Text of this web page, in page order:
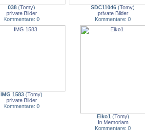
038 (Tomy)
private Bilder
Kommentare: 0
SDC11046 (Tomy)
private Bilder
Kommentare: 0
IMG 1583 (Tomy)
private Bilder
Kommentare: 0
Eiko1 (Tomy)
In Memoriam
Kommentare: 0